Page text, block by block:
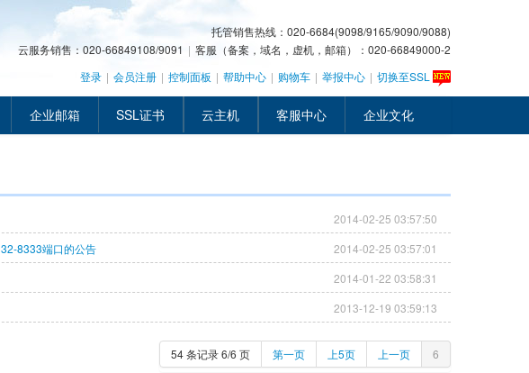
托管销售热线：020-6684(9098/9165/9090/9088)
云服务销售：020-66849108/9091 | 客服（备案，域名，虚机，邮箱）：020-66849000-2
登录 | 会员注册 | 控制面板 | 帮助中心 | 购物车 | 举报中心 | 切换至SSL
企业邮箱 SSL证书 云主机 客服中心 企业文化
2014-02-25 03:57:50
2014-02-25 03:57:01
8333端口的公告
2014-01-22 03:58:31
2013-12-19 03:59:13
54 条记录 6/6 页 第一页 上5页 上一页 6